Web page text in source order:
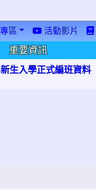
區 活動影片
重要資訊
生入學正式編班資料